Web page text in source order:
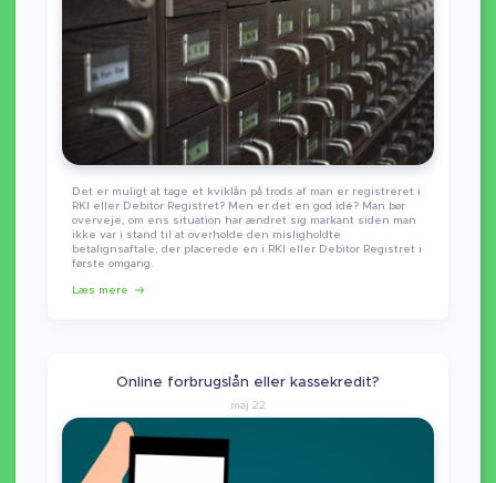
Det er muligt at tage et kviklån på trods af man er registreret i
RKI eller Debitor Registret? Men er det en god idé? Man bør
overveje, om ens situation har ændret sig markant siden man
ikke var i stand til at overholde den misligholdte
betalignsaftale, der placerede en i RKI eller Debitor Registret i
første omgang.
Læs mere
Online forbrugslån eller kassekredit?
maj 22